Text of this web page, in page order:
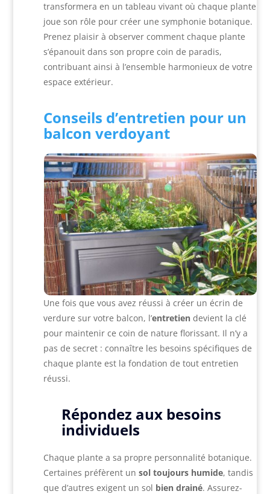
transformera en un tableau vivant où chaque plante
joue son rôle pour créer une symphonie botanique.
Prenez plaisir à observer comment chaque plante
s’épanouit dans son propre coin de paradis,
contribuant ainsi à l’ensemble harmonieux de votre
espace extérieur.
Conseils d’entretien pour un
balcon verdoyant
Une fois que vous avez réussi à créer un écrin de
verdure sur votre balcon, l’entretien devient la clé
pour maintenir ce coin de nature florissant. Il n’y a
pas de secret : connaître les besoins spécifiques de
chaque plante est la fondation de tout entretien
réussi.
Répondez aux besoins
individuels
Chaque plante a sa propre personnalité botanique.
Certaines préfèrent unsol toujours humide, tandis
que d’autres exigent un sol bien drainé. Assurez-